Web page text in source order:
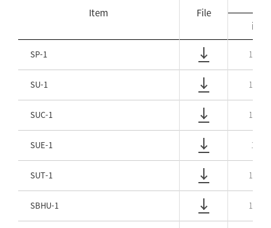
Item File
in.
SP-1 1/16
SU-1 1/16
SUC-1 1/16
SUE-1 1/6
SUT-1 1/16
SBHU-1 1/16